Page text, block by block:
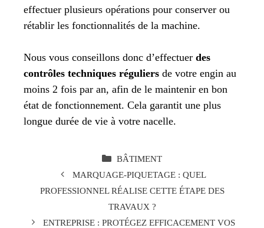
effectuer plusieurs opérations pour conserver ou
rétablir les fonctionnalités de la machine.
Nous vous conseillons donc d’effectuer des
contrôles techniques réguliers de votre engin au
moins 2 fois par an, afin de le maintenir en bon
état de fonctionnement. Cela garantit une plus
longue durée de vie à votre nacelle.
CATÉGORIES
BÂTIMENT
MARQUAGE-PIQUETAGE : QUEL
PROFESSIONNEL RÉALISE CETTE ÉTAPE DES
TRAVAUX ?
ENTREPRISE : PROTÉGEZ EFFICACEMENT VOS